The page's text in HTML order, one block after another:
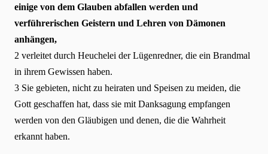
einige von dem Glauben abfallen werden und
verführerischen Geistern und Lehren von Dämonen
anhängen,
2 verleitet durch Heuchelei der Lügenredner, die ein Brandmal
in ihrem Gewissen haben.
3 Sie gebieten, nicht zu heiraten und Speisen zu meiden, die
Gott geschaffen hat, dass sie mit Danksagung empfangen
werden von den Gläubigen und denen, die die Wahrheit
erkannt haben.